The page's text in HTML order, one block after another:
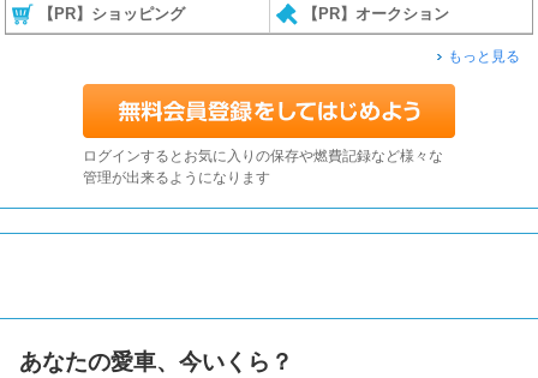
【PR】ショッピング 【PR】オークション
もっと見る
ログインするとお気に入りの保存や燃費記録など様々な
管理が出来るようになります
あなたの愛車、今いくら？